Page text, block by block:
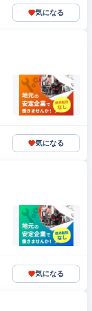
気になる
気になる
気になる